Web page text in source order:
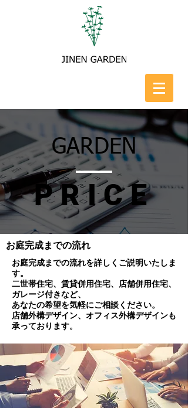
GARDEN
PRICE
お庭完成までの流れを詳しくご説明いたしま
す。
二世帯住宅、賃貸併用住宅、店舗併用住宅、
ガレージ付きなど、
あなたの希望を気軽にご相談ください。
店舗外構デザイン、オフィス外構デザインも
承っております。
お庭完成までの流れ